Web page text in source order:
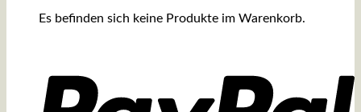
Es befinden sich keine Produkte im Warenkorb.